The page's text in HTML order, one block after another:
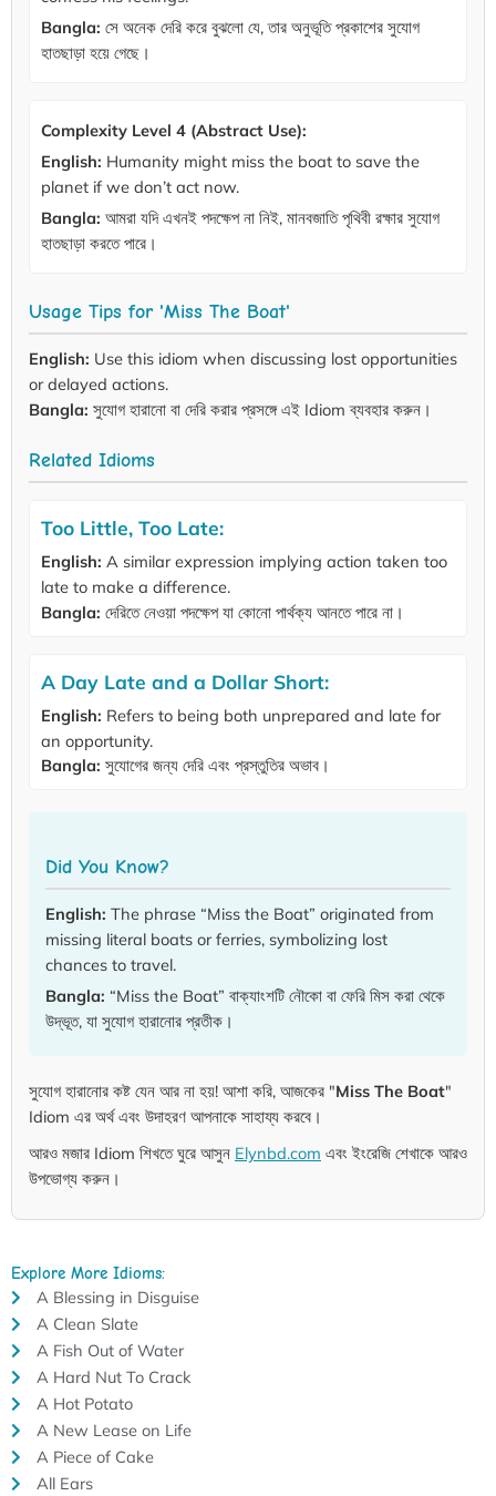
Bangla: সে অনেক দেরি করে বুঝলো যে, তার অনুভূতি প্রকাশের সুযোগ
হাতছাড়া হয়ে গেছে।
Complexity Level 4 (Abstract Use):
English: Humanity might miss the boat to save the
planet if we don’t act now.
Bangla: আমরা যদি এখনই পদক্ষেপ না নিই, মানবজাতি পৃথিবী রক্ষার সুযোগ
হাতছাড়া করতে পারে।
Usage Tips for 'Miss The Boat'
English: Use this idiom when discussing lost opportunities
or delayed actions.
Bangla: সুযোগ হারানো বা দেরি করার প্রসঙ্গে এই Idiom ব্যবহার করুন।
Related Idioms
Too Little, Too Late:
English: A similar expression implying action taken too
late to make a difference.
Bangla: দেরিতে নেওয়া পদক্ষেপ যা কোনো পার্থক্য আনতে পারে না।
A Day Late and a Dollar Short:
English: Refers to being both unprepared and late for
an opportunity.
Bangla: সুযোগের জন্য দেরি এবং প্রস্তুতির অভাব।
Did You Know?
English: The phrase “Miss the Boat” originated from
missing literal boats or ferries, symbolizing lost
chances to travel.
Bangla: “Miss the Boat” বাক্যাংশটি নৌকো বা ফেরি মিস করা থেকে
উদ্ভূত, যা সুযোগ হারানোর প্রতীক।
সুযোগ হারানোর কষ্ট যেন আর না হয়! আশা করি, আজকের "Miss The Boat"
Idiom এর অর্থ এবং উদাহরণ আপনাকে সাহায্য করবে।
আরও মজার Idiom শিখতে ঘুরে আসুন Elynbd.com এবং ইংরেজি শেখাকে আরও
উপভোগ্য করুন।
Explore More Idioms:
A Blessing in Disguise
A Clean Slate
A Fish Out of Water
A Hard Nut To Crack
A Hot Potato
A New Lease on Life
A Piece of Cake
All Ears